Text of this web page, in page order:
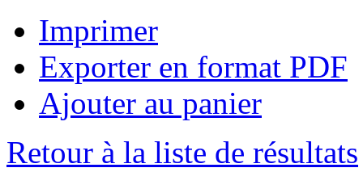
Imprimer
Exporter en format PDF
Ajouter au panier
Retour à la liste de résultats